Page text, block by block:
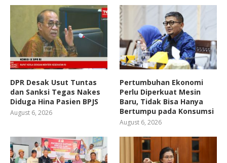
DPR Desak Usut Tuntas
dan Sanksi Tegas Nakes
Diduga Hina Pasien BPJS
August 6, 2026
Pertumbuhan Ekonomi
Perlu Diperkuat Mesin
Baru, Tidak Bisa Hanya
Bertumpu pada Konsumsi
August 6, 2026